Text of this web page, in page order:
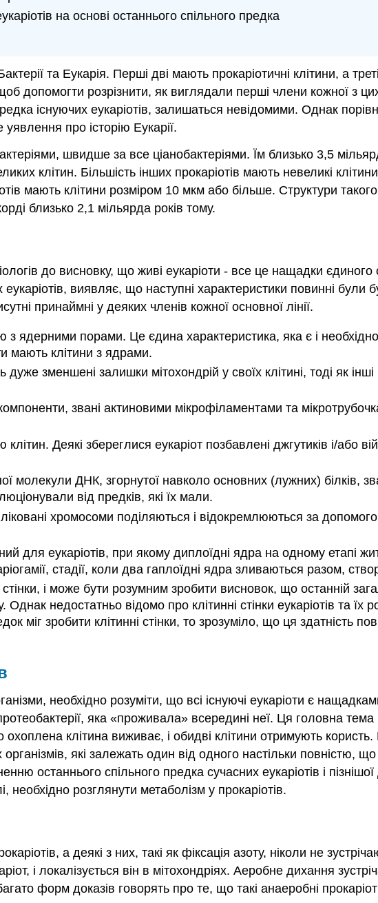
на основі останнього спільного предка
та Еукарія. Перші дві мають прокаріотичні клітини, а
допомогти розрізнити, як виглядали перші члени кожної з
існуючих еукаріотів, залишаться невідомими. Однак
про історію Еукарії.
швидше за все ціанобактеріями. Їм близько 3,5
клітин. Більшість інших прокаріотів мають невеликі
мають клітини розміром 10 мкм або більше. Структури
близько 2,1 мільярда років тому.
до висновку, що живі еукаріоти - все це нащадки
виявляє, що наступні характеристики повинні були
принаймні у деяких членів кожної основної лінії.
ядерними порами. Це єдина характеристика, яка є і
мають клітини з ядрами.
дуже зменшені залишки мітохондрій у своїх клітині, тоді як
звані актиновими мікрофіламентами та
клітин. Деякі збереглися еукаріот позбавлені джгутиків і/або
молекули ДНК, згорнутої навколо основних (лужних) білків,
від предків, які їх мали.
хромосоми поділяються і відокремлюються за
для еукаріотів, при якому диплоїдні ядра на одному етапі
стадії, коли два гаплоїдні ядра зливаються разом,
і може бути розумним зробити висновок, що останній
недостатньо відомо про клітинні стінки еукаріотів та їх
міг зробити клітинні стінки, то зрозуміло, що ця здатність
необхідно розуміти, що всі існуючі еукаріоти є
яка «проживала» всередині неї. Ця головна
клітина виживає, і обидві клітини отримують
які залежать один від одного настільки повністю,
останнього спільного предка сучасних еукаріотів і
розглянути метаболізм у прокаріотів.
а деякі з них, такі як фіксація азоту, ніколи не
і локалізується він в мітохондріях. Аеробне дихання
форм доказів говорять про те, що такі анаеробні